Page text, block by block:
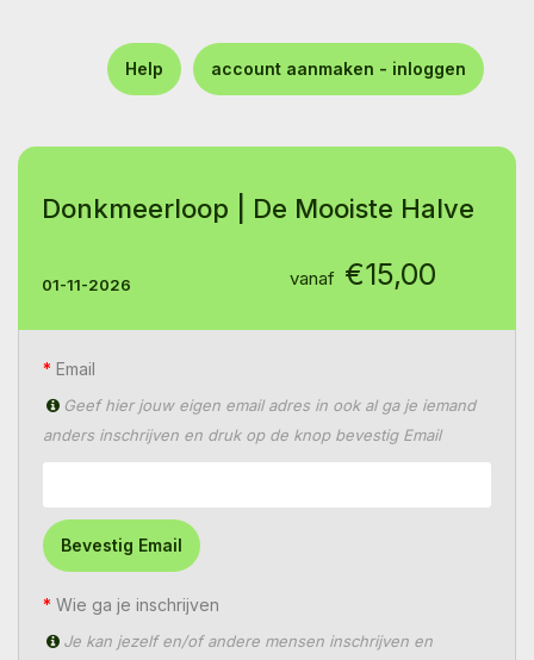
Help account aanmaken - inloggen
Donkmeerloop | De Mooiste Halve
01-11-2026 vanaf €15,00
Email
Geef hier jouw eigen email adres in ook al ga je iemand
anders inschrijven en druk op de knop bevestig Email
Bevestig Email
Wie ga je inschrijven
Je kan jezelf en/of andere mensen inschrijven en